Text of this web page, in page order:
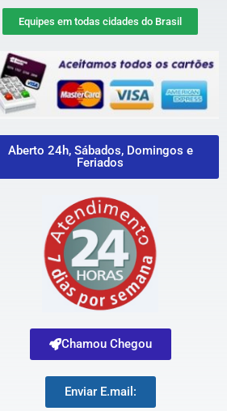
Equipes em todas cidades do Brasil
Aberto 24h, Sábados, Domingos e
Feriados
Chamou Chegou
Enviar E.mail: